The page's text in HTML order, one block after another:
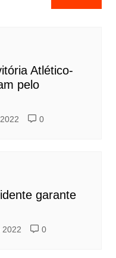
Atlético-
pelo
0
garante
2022 0